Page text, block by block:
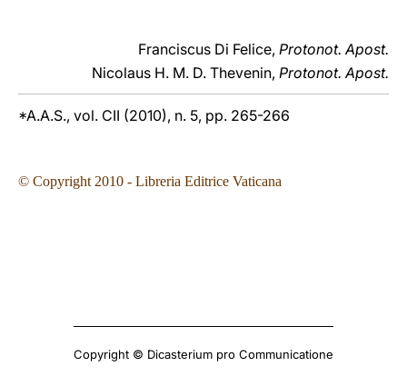
Franciscus Di Felice, Protonot. Apost.
Nicolaus H. M. D. Thevenin, Protonot. Apost.
*A.A.S., vol. CII (2010), n. 5, pp. 265-266
© Copyright 2010 - Libreria Editrice Vaticana
Copyright © Dicasterium pro Communicatione